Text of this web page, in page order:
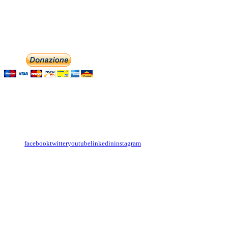
facebooktwitteryoutubelinkedininstagram
English
Italiano